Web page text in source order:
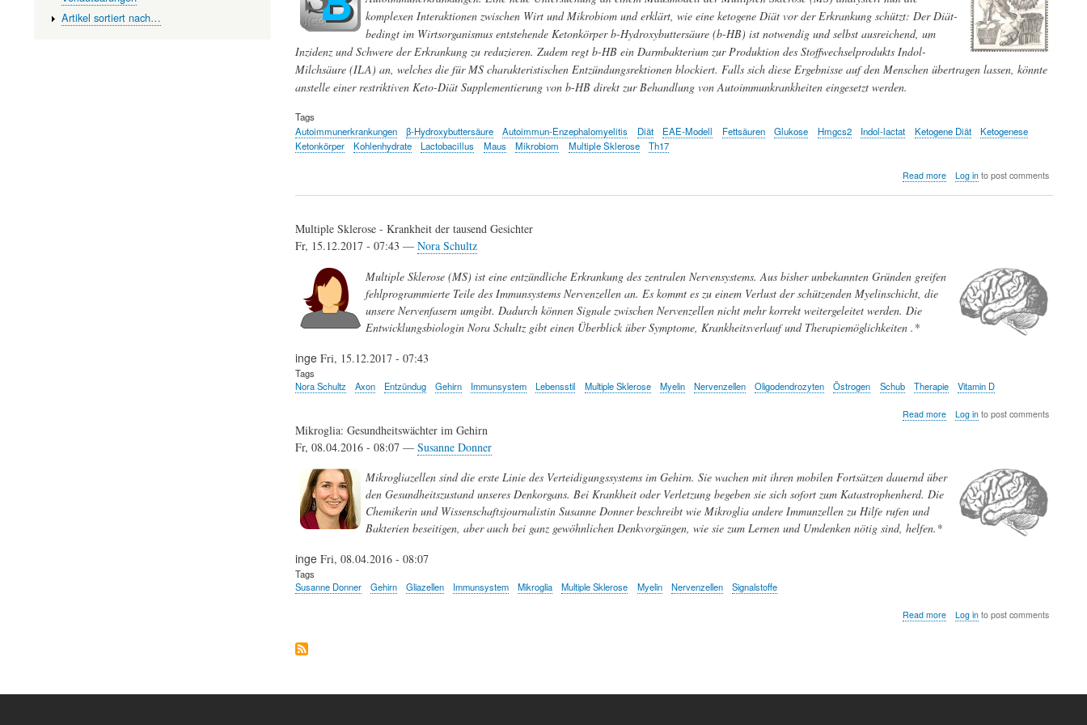
komplexen Interaktionen zwischen Wirt und Mikrobiom und erklärt, wie eine ketogene Diät vor der Erkrankung schützt: Der Diät-
bedingt im Wirtsorganismus entstehende Ketonkörperb-Hydroxybuttersäure (b-HB) ist notwendig und selbst ausreichend, um
Inzidenz und Schwere der Erkrankung zu reduzieren. Zudem regt b-HB ein Darmbakterium zur Produktion des Stoffwechselprodukts Indol-
Milchsäure (ILA) an, welches die für MS charakteristischen Entzündungsrektionen blockiert. Falls sich diese Ergebnisse auf den Menschen übertragen lassen, könnte
anstelle einer restriktiven Keto-Diät Supplementierung von b-HB direkt zur Behandlung von Autoimmunkrankheiten eingesetzt werden.
Tags
Autoimmunerkrankungen
β-Hydroxybuttersäure Autoimmun-Enzephalomyelitis Diät EAE-Modell Fettsäuren Glukose Hmgcs2 Indol-lactat Ketogene Diät
Ketogenese
Ketonkörper
Kohlenhydrate Lactobacillus Maus Mikrobiom Multiple Sklerose Th17
Read moreabout
Autoimmunerkrankungen?
Log into post comments
Multiple Sklerose - Krankheit der tausend Gesichter
Fr, 15.12.2017 - 07:43 — Nora Schultz
Multiple Sklerose (MS) ist eine entzündliche Erkrankung des zentralen Nervensystems. Aus bisher unbekannten Gründen greifen
fehlprogrammierte Teile des Immunsystems Nervenzellen an. Es kommt es zu einem Verlust der schützenden Myelinschicht, die
unsere Nervenfasern umgibt. Dadurch können Signale zwischen Nervenzellen nicht mehr korrekt weitergeleitet werden. Die
Entwicklungsbiologin Nora Schultz gibt einen Überblick über Symptome, Krankheitsverlauf und Therapiemöglichkeiten .*
inge Fri, 15.12.2017 - 07:43
Tags
Nora Schultz
Axon Entzündug Gehirn Immunsystem Lebensstil Multiple Sklerose Myelin Nervenzellen Oligodendrozyten Östrogen Schub Therapie Vitamin D
Read moreabout
Multiple
der
tausend
Gesichter
Log into post comments
Mikroglia: Gesundheitswächter im Gehirn
Fr, 08.04.2016 - 08:07 — Susanne Donner
Mikrogliazellen sind die erste Linie des Verteidigungssystems im Gehirn. Sie wachen mit ihren mobilen Fortsätzen dauernd über
den Gesundheitszustand unseres Denkorgans. Bei Krankheit oder Verletzung begeben sie sich sofort zum Katastrophenherd. Die
Chemikerin und Wissenschaftsjournalistin Susanne Donner beschreibt wie Mikroglia andere Immunzellen zu Hilfe rufen und
Bakterien beseitigen, aber auch bei ganz gewöhnlichen Denkvorgängen, wie sie zum Lernen und Umdenken nötig sind, helfen.*
inge Fri, 08.04.2016 - 08:07
Tags
Susanne Donner
Gehirn Gliazellen Immunsystem Mikroglia Multiple Sklerose Myelin Nervenzellen Signalstoffe
Read moreabout
Log into post comments
Artikel sortiert nach…